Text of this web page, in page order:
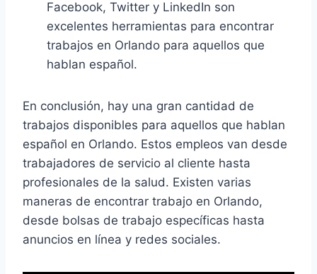
Facebook, Twitter y LinkedIn son
excelentes herramientas para encontrar
trabajos en Orlando para aquellos que
hablan español.
En conclusión, hay una gran cantidad de
trabajos disponibles para aquellos que hablan
español en Orlando. Estos empleos van desde
trabajadores de servicio al cliente hasta
profesionales de la salud. Existen varias
maneras de encontrar trabajo en Orlando,
desde bolsas de trabajo específicas hasta
anuncios en línea y redes sociales.